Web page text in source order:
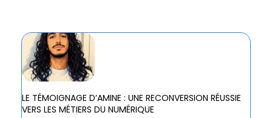
LE TÉMOIGNAGE D’AMINE : UNE RECONVERSION RÉUSSIE
VERS LES MÉTIERS DU NUMÉRIQUE